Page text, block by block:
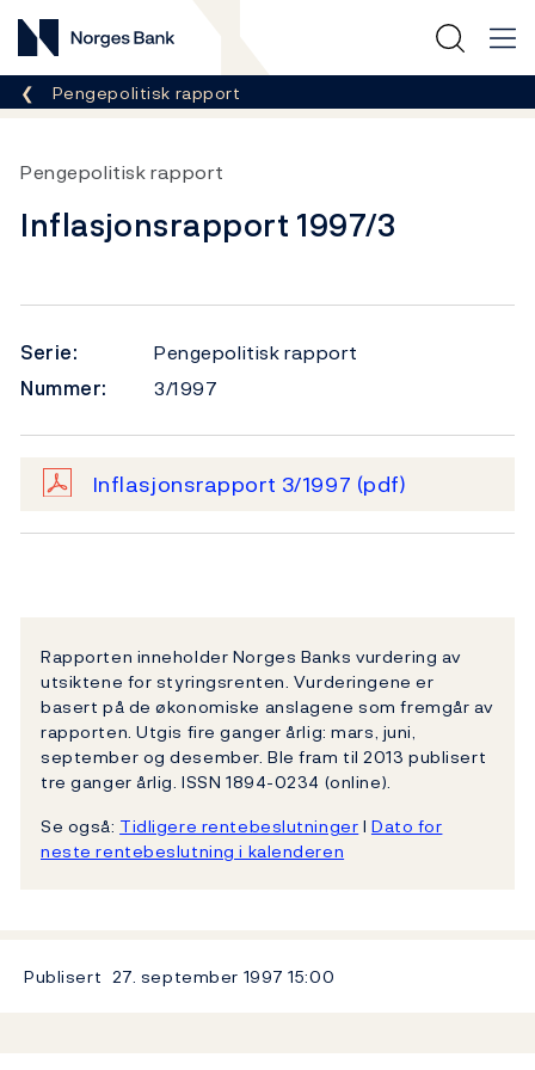
Norges Bank
Her er du nå:
Pengepolitisk rapport
Pengepolitisk rapport
Inflasjonsrapport 1997/3
Serie:
Pengepolitisk rapport
Nummer:
3/1997
Inflasjonsrapport 3/1997 (pdf)
Rapporten inneholder Norges Banks vurdering av
utsiktene for styringsrenten. Vurderingene er
basert på de økonomiske anslagene som fremgår av
rapporten. Utgis fire ganger årlig: mars, juni,
september og desember. Ble fram til 2013 publisert
tre ganger årlig. ISSN 1894-0234 (online).
Se også: Tidligere rentebeslutningerl Dato for
neste rentebeslutning i kalenderen
Publisert 27. september 199715:00